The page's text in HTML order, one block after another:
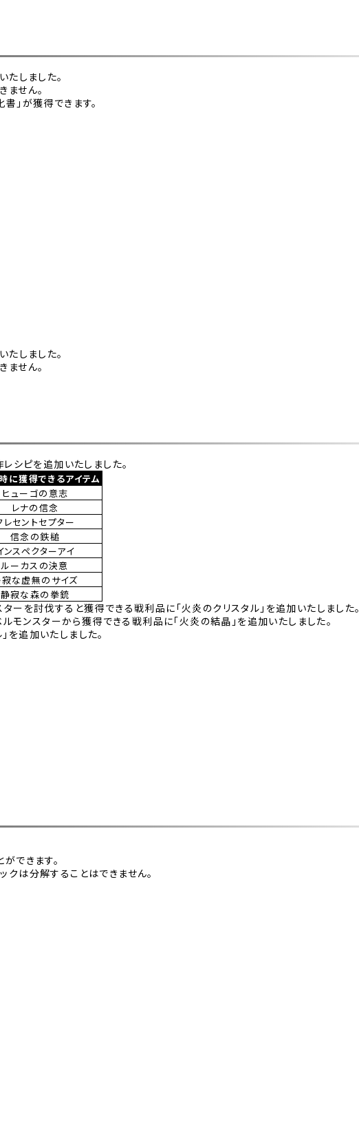
しました。
せん。
が獲得できます。
しました。
せん。
ピを追加いたしました。
に獲得できるアイテム
ヒューゴの意志
レナの信念
レセントセプター
信念の鉄槌
ンスペクターアイ
ルーカスの決意
な虚無のサイズ
静寂な森の拳銃
を討伐すると獲得できる戦利品に「火炎のクリスタル」を追加いたしました。
ンスターから獲得できる戦利品に「火炎の結晶」を追加いたしました。
追加いたしました。
できます。
分解することはできません。